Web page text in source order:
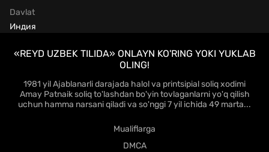
Davlat
Индия
«REYD UZBEK TILIDA» ONLAYN KO'RING YOKI YUKLAB
OLING!
1981 yil Ajablanarli darajada halol va printsipial soliq xodimi
Amay Patnaik soliq to'lashdan bo'yin tovlaganlarni yo'q qilish
uchun hamma narsani qiladi va so'nggi 7 yil ichida 49 marta...
Mualiflarga
DMCA